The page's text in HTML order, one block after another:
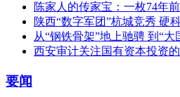
陈家人的传家宝：一枚74年
陕西“数字军团”杭城竞秀 硬
从“钢铁骨架”地上驰骋 到“
西安审计关注国有资本投资
要闻